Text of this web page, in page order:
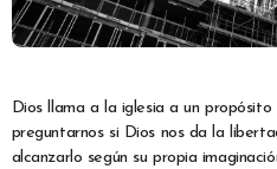
Dios llama a la iglesia a un propósito claro y definido, y cabe
preguntarnos si Dios nos da la
alcanzarlo según su propia